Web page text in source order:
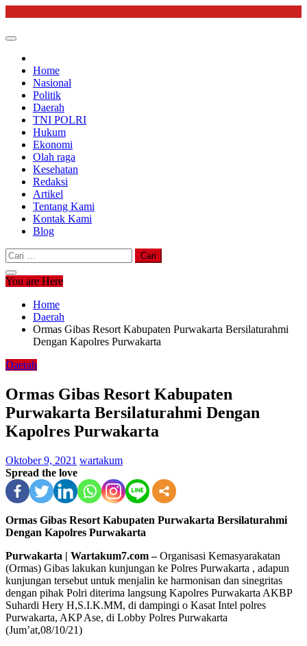
content
Home
Nasional
Politik
Daerah
TNI POLRI
Hukum
Ekonomi
Olah raga
Kesehatan
Redaksi
Artikel
Tentang Kami
Kontak Kami
Blog
Cari
untuk:
You are Here
Home
Daerah
Ormas Gibas Resort Kabupaten Purwakarta Bersilaturahmi
Dengan Kapolres Purwakarta
Daerah
Ormas Gibas Resort Kabupaten
Purwakarta Bersilaturahmi Dengan
Kapolres Purwakarta
Oktober 9, 2021 wartakum
Spread the love
Ormas Gibas Resort Kabupaten Purwakarta Bersilaturahmi
Dengan Kapolres Purwakarta
Purwakarta | Wartakum7.com –Organisasi Kemasyarakatan
(Ormas) Gibas lakukan kunjungan ke Polres Purwakarta , adapun
kunjungan tersebut untuk menjalin ke harmonisan dan sinegritas
dengan pihak Polri diterima langsung Kapolres Purwakarta AKBP
Suhardi Hery H,S.I.K.MM, di dampingi o Kasat Intel polres
Purwakarta, AKP Ase, di Lobby Polres Purwakarta
(Jum’at,08/10/21)